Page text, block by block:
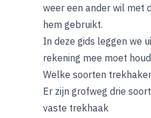
weer een ander wil met
hem gebruikt.
In deze gids leggen we
rekening mee moet
Welke soorten
Er zijn grofweg drie
vaste trekhaak